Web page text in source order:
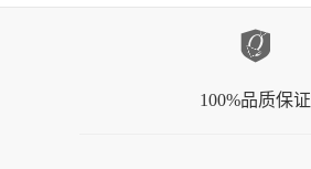
100%品质保证